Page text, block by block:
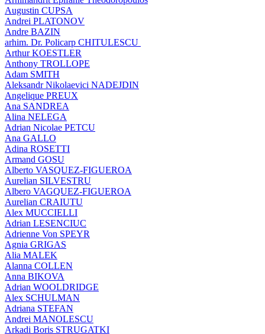
Augustin CUPSA
Andrei PLATONOV
Andre BAZIN
arhim. Dr. Policarp CHITULESCU
Arthur KOESTLER
Anthony TROLLOPE
Adam SMITH
Aleksandr Nikolaevici NADEJDIN
Angelique PREUX
Ana SANDREA
Alina NELEGA
Adrian Nicolae PETCU
Ana GALLO
Adina ROSETTI
Armand GOSU
Alberto VASQUEZ-FIGUEROA
Aurelian SILVESTRU
Albero VAGQUEZ-FIGUEROA
Aurelian CRAIUTU
Alex MUCCIELLI
Adrian LESENCIUC
Adrienne Von SPEYR
Agnia GRIGAS
Alia MALEK
Alanna COLLEN
Anna BIKOVA
Adrian WOOLDRIDGE
Alex SCHULMAN
Adriana STEFAN
Andrei MANOLESCU
Arkadi Boris STRUGATKI